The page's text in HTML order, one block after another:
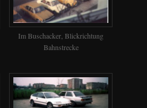
Im Buschacker, Blickrichtung
Bahnstrecke